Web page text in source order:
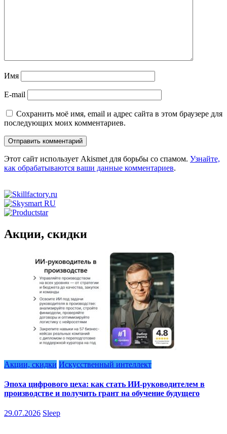
Имя
E-mail
Сохранить моё имя, email и адрес сайта в этом браузере для
последующих моих комментариев.
Этот сайт использует Akismet для борьбы со спамом. Узнайте,
как обрабатываются ваши данные комментариев.
Акции, скидки
Акции, скидки Искусственный интеллект
Эпоха цифрового цеха: как стать ИИ-руководителем в
производстве и получить грант на обучение будущего
29.07.2026 Sleep